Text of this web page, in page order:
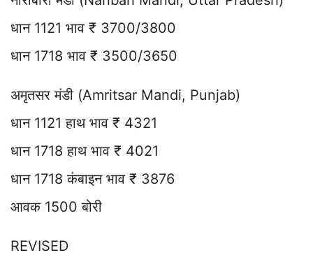
धान 1121 भाव ₹ 3700/3800
धान 1718 भाव ₹ 3500/3650
अमृतसर मंडी (Amritsar Mandi, Punjab)
धान 1121 हाथ भाव ₹ 4321
धान 1718 हाथ भाव ₹ 4021
धान 1718 कंबाइन भाव ₹ 3876
आवक 1500 बोरी
REVISED